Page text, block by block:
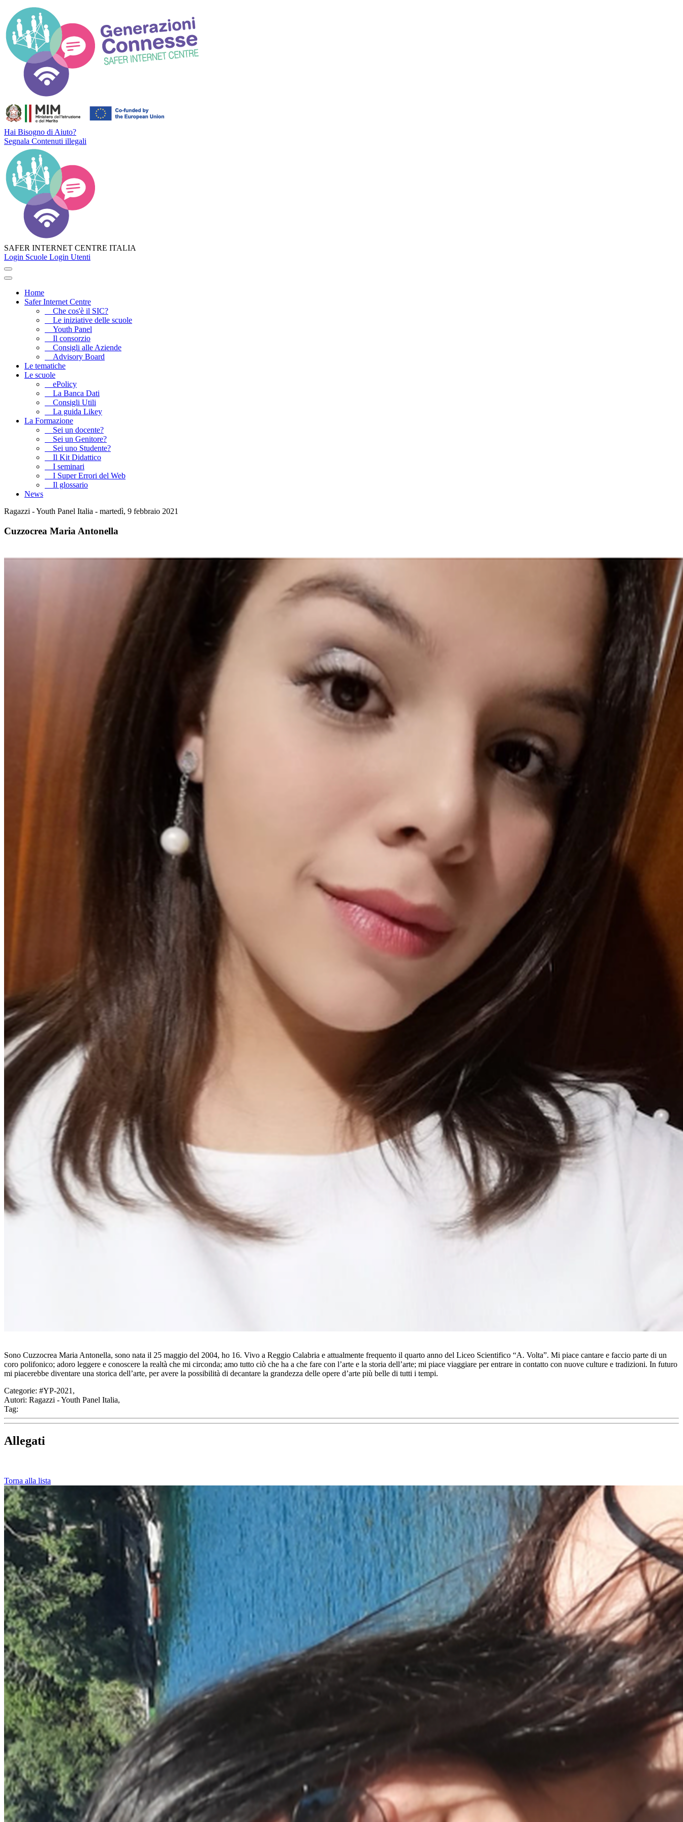
Hai Bisogno di Aiuto?
Segnala Contenuti illegali
SAFER INTERNET CENTRE ITALIA
Login Scuole Login Utenti
Home
Safer Internet Centre
Che cos'è il SIC?
Le iniziative delle scuole
Youth Panel
Il consorzio
Consigli alle Aziende
Advisory Board
Le tematiche
Le scuole
ePolicy
La Banca Dati
Consigli Utili
La guida Likey
La Formazione
Sei un docente?
Sei un Genitore?
Sei uno Studente?
Il Kit Didattico
I seminari
I Super Errori del Web
Il glossario
News
Ragazzi - Youth Panel Italia - martedì, 9 febbraio 2021
Cuzzocrea Maria Antonella
Sono Cuzzocrea Maria Antonella, sono nata il 25 maggio del 2004, ho 16. Vivo a Reggio Calabria e attualmente frequento il quarto anno del Liceo Scientifico “A. Volta”. Mi piace cantare e faccio parte di un
coro polifonico; adoro leggere e conoscere la realtà che mi circonda; amo tutto ciò che ha a che fare con l’arte e la storia dell’arte; mi piace viaggiare per entrare in contatto con nuove culture e tradizioni. In futuro
mi piacerebbe diventare una storica dell’arte, per avere la possibilità di decantare la grandezza delle opere d’arte più belle di tutti i tempi.
Categorie: #YP-2021,
Autori: Ragazzi - Youth Panel Italia,
Tag:
Allegati
Torna alla lista